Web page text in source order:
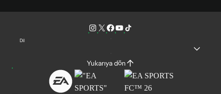
Dil
Yukarıya dön